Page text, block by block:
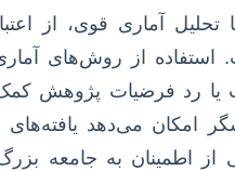
تحلیل آماری قوی، از
استفاده از روش‌های
یا رد فرضیات پژوهش
امکان می‌دهد یافته‌های
اطمینان به جامعه